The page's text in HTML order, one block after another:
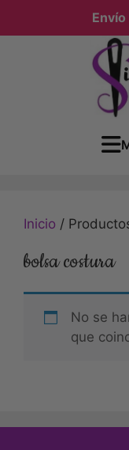
Envío
Inicio /
bolsa costura
No se
que